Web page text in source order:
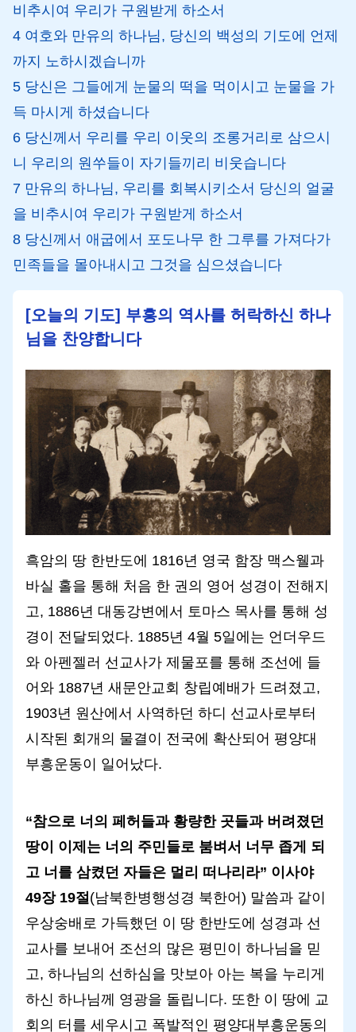
비추시여 우리가 구원받게 하소서
4 여호와 만유의 하나님, 당신의 백성의 기도에 언제
까지 노하시겠습니까
5 당신은 그들에게 눈물의 떡을 먹이시고 눈물을 가
득 마시게 하셨습니다
6 당신께서 우리를 우리 이웃의 조롱거리로 삼으시
니 우리의 원쑤들이 자기들끼리 비웃습니다
7 만유의 하나님, 우리를 회복시키소서 당신의 얼굴
을 비추시여 우리가 구원받게 하소서
8 당신께서 애굽에서 포도나무 한 그루를 가져다가
민족들을 몰아내시고 그것을 심으셨습니다
[오늘의 기도] 부흥의 역사를 허락하신 하나
님을 찬양합니다
흑암의 땅 한반도에 1816년 영국 함장 맥스웰과
바실 홀을 통해 처음 한 권의 영어 성경이 전해지
고, 1886년 대동강변에서 토마스 목사를 통해 성
경이 전달되었다. 1885년 4월 5일에는 언더우드
와 아펜젤러 선교사가 제물포를 통해 조선에 들
어와 1887년 새문안교회 창립예배가 드려졌고,
1903년 원산에서 사역하던 하디 선교사로부터
시작된 회개의 물결이 전국에 확산되어 평양대
부흥운동이 일어났다.
“참으로 너의 페허들과 황량한 곳들과 버려졌던
땅이 이제는 너의 주민들로 붐벼서 너무 좁게 되
고 너를 삼켰던 자들은 멀리 떠나리라” 이사야
49장 19절(남북한병행성경 북한어) 말씀과 같이
우상숭배로 가득했던 이 땅 한반도에 성경과 선
교사를 보내어 조선의 많은 평민이 하나님을 믿
고, 하나님의 선하심을 맛보아 아는 복을 누리게
하신 하나님께 영광을 돌립니다. 또한 이 땅에 교
회의 터를 세우시고 폭발적인 평양대부흥운동의